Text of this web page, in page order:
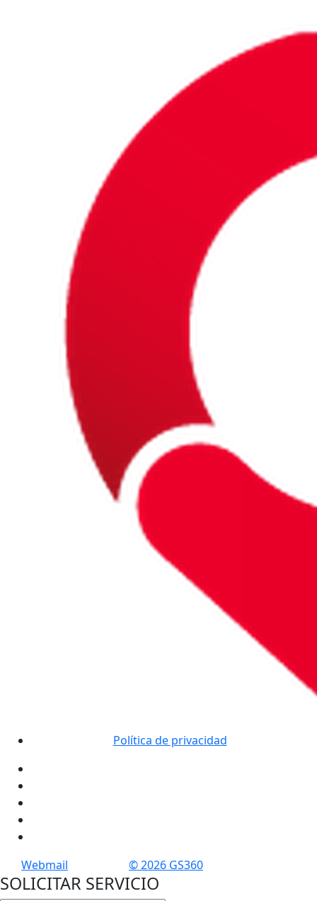
Política de privacidad
Webmail © 2026 GS360
SOLICITAR SERVICIO